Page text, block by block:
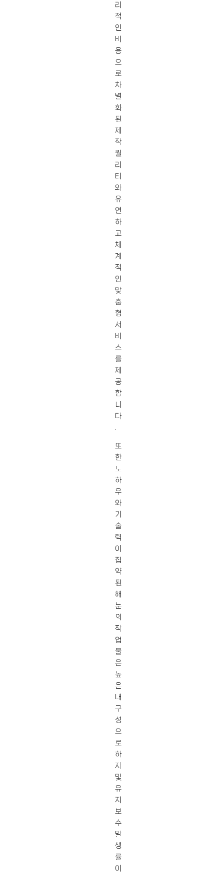
리
적
인
비
용
으
로
차
별
화
된
제
작
퀄
리
티
와
유
연
하
고
체
계
적
인
맞
춤
형
서
비
스
를
제
공
합
니
다
.
또
한
노
하
우
와
기
술
력
이
집
약
된
해
눈
의
작
업
물
은
높
은
내
구
성
으
로
하
자
및
유
지
보
수
발
생
률
이